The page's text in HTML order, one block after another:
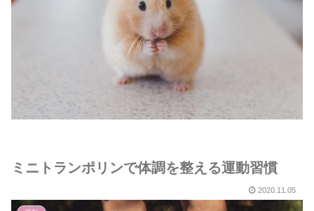
ミニトランポリンで体調を整える運動習慣
2020.11.05